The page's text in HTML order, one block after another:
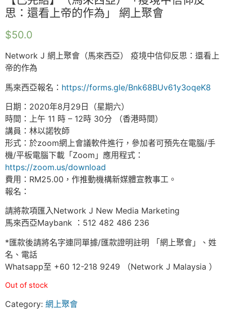
思：還看上帝的作為」 網上聚會
$50.0
Network J 網上聚會（馬來西亞） 疫境中信仰反思：還看上
帝的作為
馬來西亞報名： https://forms.gle/Bnk68BUv61y3oqeK8
日期：2020年8月29日（星期六）
時間：上午 11 時 – 12時 30分 （香港時間）
講員：林以諾牧師
形式：於zoom網上會議軟件進行，參加者可預先在電腦/手
機/平板電腦下載「Zoom」應用程式：
https://zoom.us/download
費用：RM25.00，作推動機構新媒體宣教事工。
報名：
請將款項匯入Network J New Media Marketing
馬來西亞Maybank ：512 482 486 236
*匯款後請將名字連同單據/匯款證明註明 「網上聚會」、姓
名、電話
Whatsapp至 +60 12-218 9249 （Network J Malaysia ）
Out of stock
Category: 網上聚會